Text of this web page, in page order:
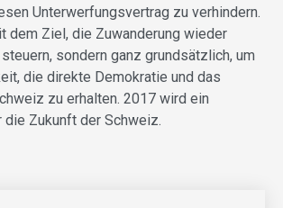
Unterwerfungsvertrag zu verhindern.
dem Ziel, die Zuwanderung wieder
sondern ganz grundsätzlich, um
die direkte Demokratie und das
zu erhalten. 2017 wird ein
die Zukunft der Schweiz.